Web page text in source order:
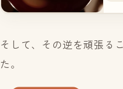
そして、その逆を頑張る
た。